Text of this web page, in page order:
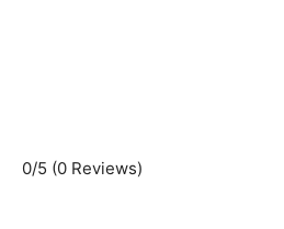
0/5 (0 Reviews)